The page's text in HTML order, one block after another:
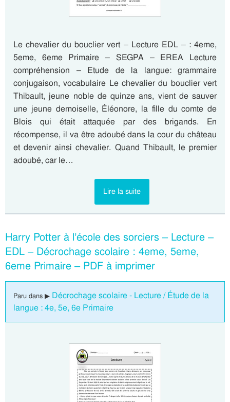
Le chevalier du bouclier vert – Lecture EDL – : 4eme,
5eme, 6eme Primaire – SEGPA – EREA Lecture
compréhension – Etude de la langue: grammaire
conjugaison, vocabulaire Le chevalier du bouclier vert
Thibault, jeune noble de quinze ans, vient de sauver
une jeune demoiselle, Éléonore, la fille du comte de
Blois qui était attaquée par des brigands. En
récompense, il va être adoubé dans la cour du château
et devenir ainsi chevalier. Quand Thibault, le premier
adoubé, car le…
Lire la suite
Harry Potter à l’école des sorciers – Lecture –
EDL – Décrochage scolaire : 4eme, 5eme,
6eme Primaire – PDF à imprimer
Paru dans ▶ Décrochage scolaire - Lecture / Étude de la
langue : 4e, 5e, 6e Primaire